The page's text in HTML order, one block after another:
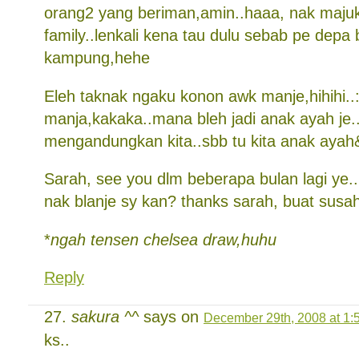
orang2 yang beriman,amin..haaa, nak
family..lenkali kena tau dulu sebab pe depa
kampung,hehe
Eleh taknak ngaku konon awk
manja,kakaka..mana bleh jadi anak ayah
mengandungkan kita..sbb tu kita anak
Sarah, see you dlm beberapa bulan lagi
nak blanje sy kan? thanks sarah, buat
*ngah tensen chelsea draw,huhu
Reply
sakura ^^says on December 29th, 2008 at
ks..